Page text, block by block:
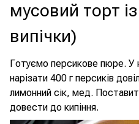
мусовий торт
випічки)
Готуємо персикове пюре. У
нарізати 400 г персиків
лимонний сік, мед.
довести до кипіння.